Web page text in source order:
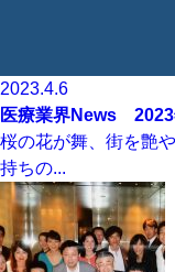
2023.4.6
医療業界News 2023
桜の花が舞、街を艶
持ちの...